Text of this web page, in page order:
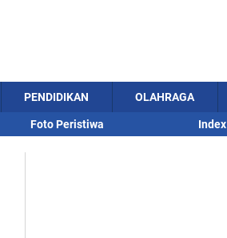
PENDIDIKAN OLAHRAGA
Foto Peristiwa Index